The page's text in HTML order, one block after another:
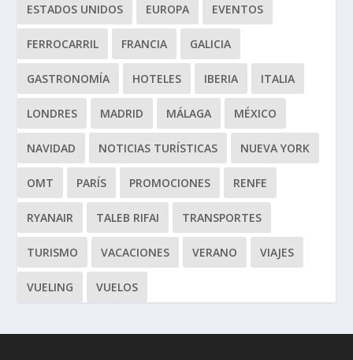
ESTADOS UNIDOS EUROPA EVENTOS
FERROCARRIL FRANCIA GALICIA
GASTRONOMÍA HOTELES IBERIA ITALIA
LONDRES MADRID MÁLAGA MÉXICO
NAVIDAD NOTICIAS TURÍSTICAS NUEVA YORK
OMT PARÍS PROMOCIONES RENFE
RYANAIR TALEB RIFAI TRANSPORTES
TURISMO VACACIONES VERANO VIAJES
VUELING VUELOS